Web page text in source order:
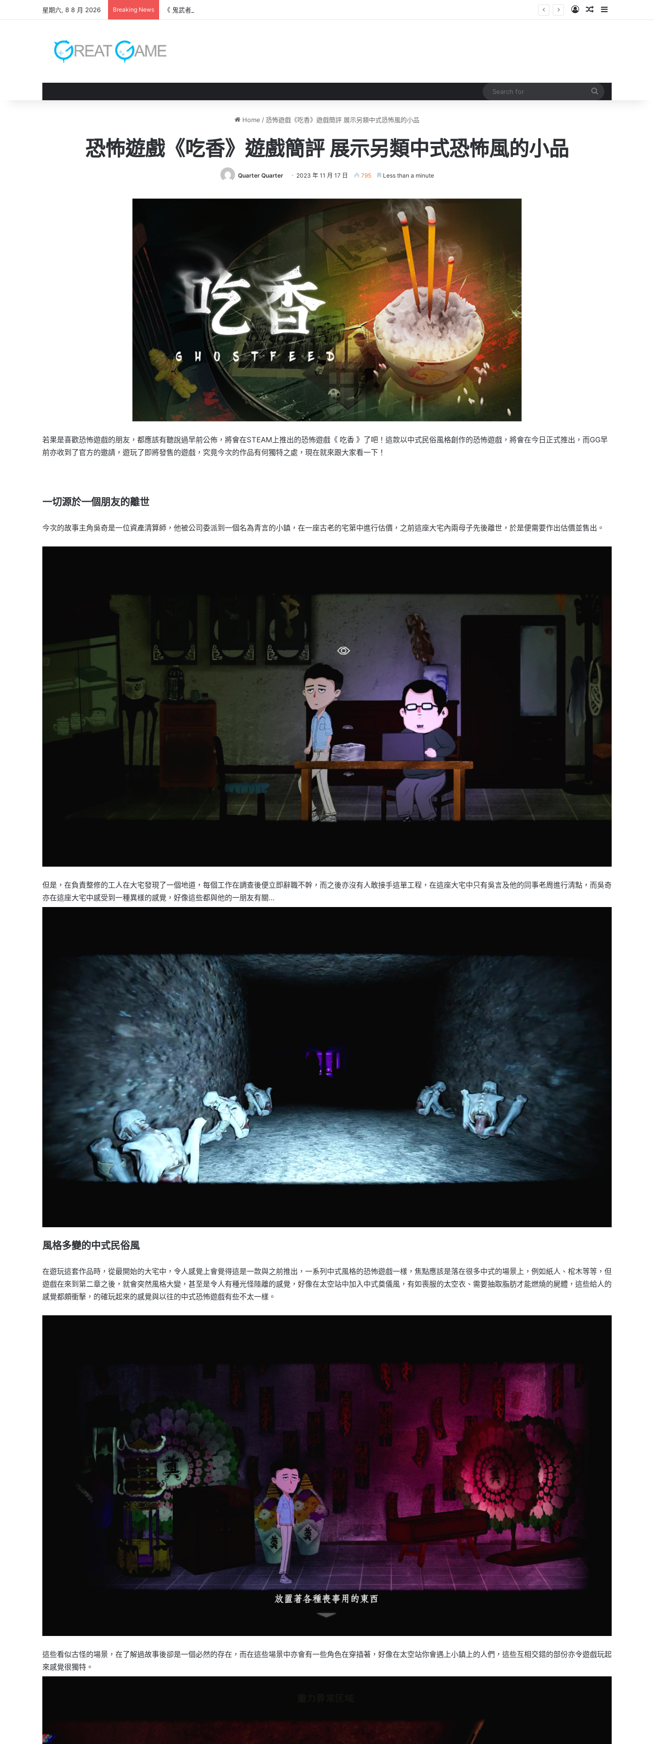
星期六, 8 8 月 2026 Breaking News 《 鬼武者 劍之道 》 實機試玩報告 源義經將是事件的起源！？ Log InRandom Article
Sidebar
Home /恐怖遊戲《吃香》遊戲簡評 展示另類中式恐怖風的小品
恐怖遊戲《吃香》遊戲簡評 展示另類中式恐怖風的小品
Quarter Quarter 2023 年 11 月 17 日 795 Less than a minute
若果是喜歡恐怖遊戲的朋友，都應該有聽說過早前公佈，將會在STEAM上推出的恐怖遊戲《 吃香 》了吧！這款以中式民俗風格創作的恐怖遊戲，將會在今日正式推出，而GG早
前亦收到了官方的邀請，遊玩了即將發售的遊戲，究竟今次的作品有何獨特之處，現在就來跟大家看一下！
一切源於一個朋友的離世
今次的故事主角吳奇是一位資產清算師，他被公司委派到一個名為青言的小鎮，在一座古老的宅第中進行估價，之前這座大宅內兩母子先後離世，於是便需要作出估價並售出。
但是，在負責整修的工人在大宅發現了一個地道，每個工作在調查後便立即辭職不幹，而之後亦沒有人敢接手這單工程，在這座大宅中只有吳言及他的同事老周進行清點，而吳奇
亦在這座大宅中感受到一種異樣的感覺，好像這些都與他的一朋友有關…
風格多變的中式民俗風
在遊玩這套作品時，從最開始的大宅中，令人感覺上會覺得這是一款與之前推出，一系列中式風格的恐怖遊戲一樣，焦點應該是落在很多中式的場景上，例如紙人、棺木等等，但
遊戲在來到第二章之後，就會突然風格大變，甚至是令人有種光怪陸離的感覺，好像在太空站中加入中式奠儀風，有如喪服的太空衣、需要抽取脂肪才能燃燒的屍體，這些給人的
感覺都頗衝擊，的確玩起來的感覺與以往的中式恐怖遊戲有些不太一樣。
這些看似古怪的場景，在了解過故事後卻是一個必然的存在，而在這些場景中亦會有一些角色在穿插著，好像在太空站你會遇上小鎮上的人們，這些互相交錯的部份亦令遊戲玩起
來感覺很獨特。